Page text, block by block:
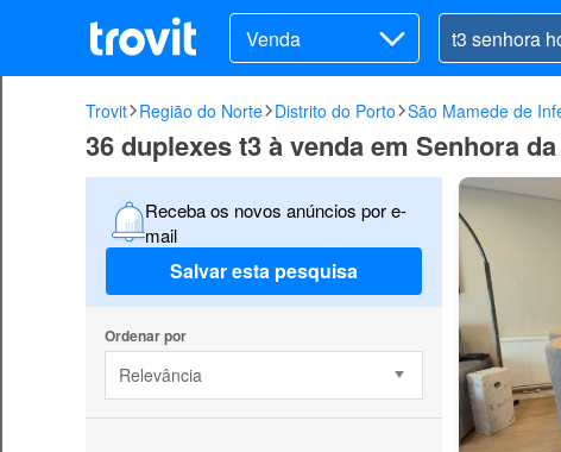
Venda
Trovit Região do Norte Distrito do Porto São Mamede de
36 duplexes t3 à venda em Senhora
Receba os novos anúncios por e-
mail
Salvar esta pesquisa
Ordenar por
Relevância